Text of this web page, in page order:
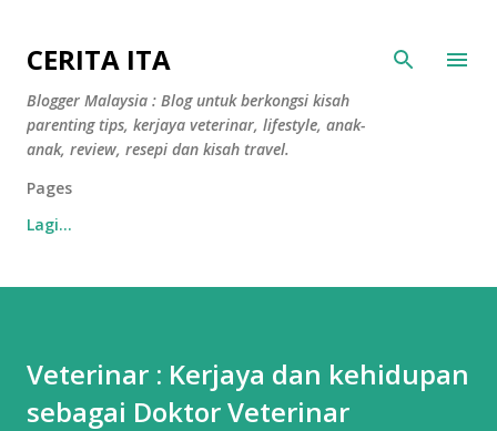
CERITA ITA
Blogger Malaysia : Blog untuk berkongsi kisah
parenting tips, kerjaya veterinar, lifestyle, anak-
anak, review, resepi dan kisah travel.
Pages
Lagi…
Veterinar : Kerjaya dan kehidupan
sebagai Doktor Veterinar